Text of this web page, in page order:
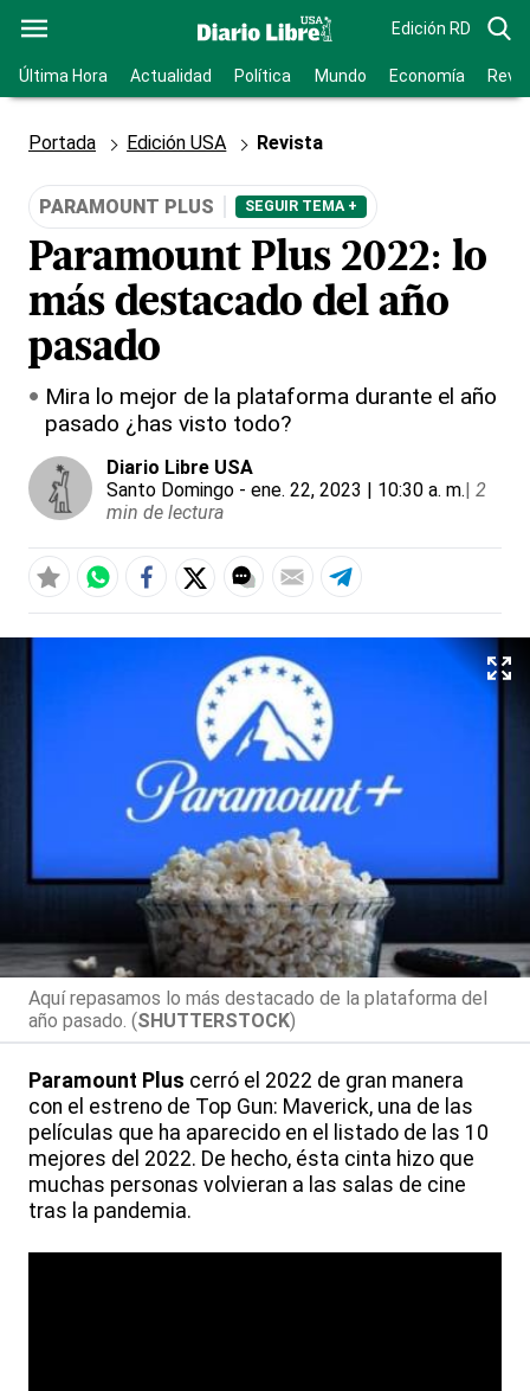
Edición RD
Última Hora Actualidad Política Mundo Economía
Portada Edición USA Revista
PARAMOUNT PLUS SEGUIR TEMA +
Paramount Plus 2022: lo
más destacado del año
pasado
Mira lo mejor de la plataforma durante el año
pasado ¿has visto todo?
Diario Libre USA
Santo Domingo - ene. 22, 2023 | 10:30 a. m.| 2
min de lectura
Aquí repasamos lo más destacado de la plataforma del
año pasado. (SHUTTERSTOCK)
Paramount Plus cerró el 2022 de gran manera
con el estreno de Top Gun: Maverick, una de las
películas que ha aparecido en el listado de las 10
mejores del 2022. De hecho, ésta cinta hizo que
muchas personas volvieran a las salas de cine
tras la pandemia.